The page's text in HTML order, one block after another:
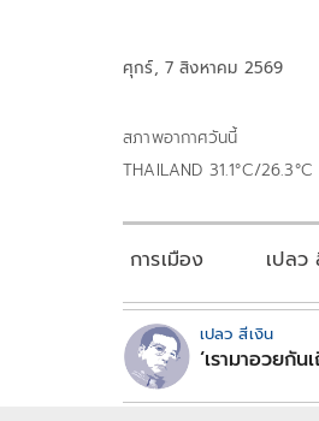
ศุกร์, 7 สิงหาคม 2569
สภาพอากาศวันนี้
THAILAND 31.1°C/26.3°C
การเมือง เปลว
เปลว สีเงิน
‘เรามาอวยกัน